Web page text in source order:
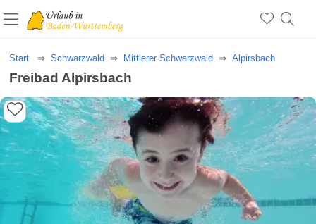
Start Schwarzwald Mittlerer Schwarzwald Alpirsbach
Freibad Alpirsbach